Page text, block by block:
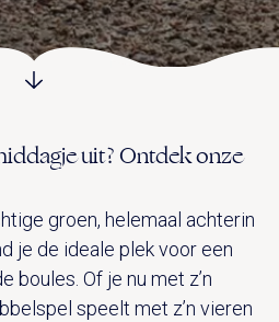
uit? Ontdek onze
groen, helemaal achterin
je de ideale plek voor een
boules. Of je nu met z’n
speelt met z’n vieren